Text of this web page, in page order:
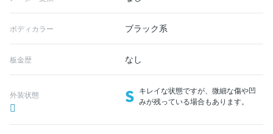
ボディカラー ブラック系
板金歴 なし
外装状態 S キレイな状態ですが、微細な傷や凹
みが残っている場合もあります。